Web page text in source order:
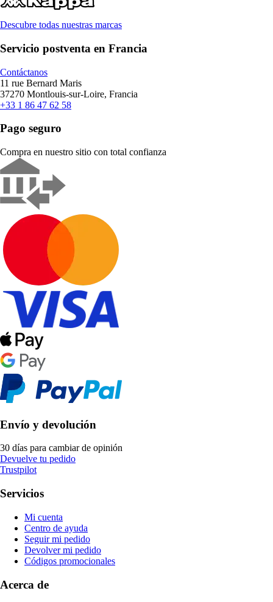
Descubre todas nuestras marcas
Servicio postventa en Francia
Contáctanos
11 rue Bernard Maris
37270 Montlouis-sur-Loire, Francia
+33 1 86 47 62 58
Pago seguro
Compra en nuestro sitio con total confianza
Envío y devolución
30 días para cambiar de opinión
Devuelve tu pedido
Trustpilot
Servicios
Mi cuenta
Centro de ayuda
Seguir mi pedido
Devolver mi pedido
Códigos promocionales
Acerca de